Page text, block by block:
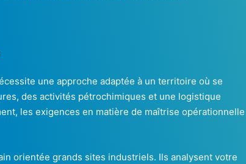
une approche adaptée à un territoire où se
des activités pétrochimiques et une logistique
les exigences en matière de maîtrise opérationnelle
orientée grands sites industriels. Ils analysent votre